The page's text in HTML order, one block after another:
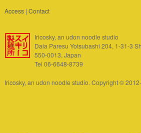
Access| Contact
Iricosky, an udon noodle studio
Daia Paresu Yotsubashi 204, 1-31-3
550-0013, Japan
Tel 06-6648-8739
Iricosky, an udon noodle studio. Copyright ©